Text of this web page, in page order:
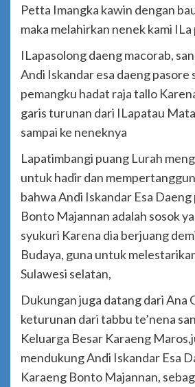
Petta Imangka kawin dengan
maka melahirkan nenek kami ILa
ILapasolong daeng macorab,
Andi Iskandar esa daeng pasore
pemangku hadat raja tallo
garis turunan dari ILapatau
sampai ke neneknya
Lapatimbangi puang Lurah
untuk hadir dan
bahwa Andi Iskandar Esa
Bonto Majannan adalah sosok
syukuri Karena dia berjuang
Budaya, guna untuk
Sulawesi selatan,
Dukungan juga datang dari Ana
keturunan dari tabbu te’nena
Keluarga Besar Karaeng
mendukung Andi Iskandar Esa
Karaeng Bonto Majannan,